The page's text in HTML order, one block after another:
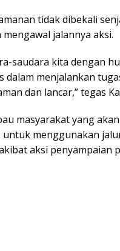
tidak dibekali
jalannya aksi.
saudara kita dengan
menjalankan
dan lancar,” tegas
masyarakat yang
untuk menggunakan
aksi penyampaian